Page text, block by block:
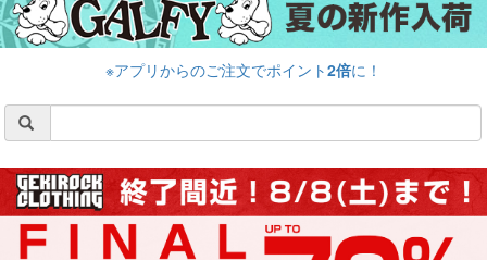
※アプリからのご注文でポイント2倍に！